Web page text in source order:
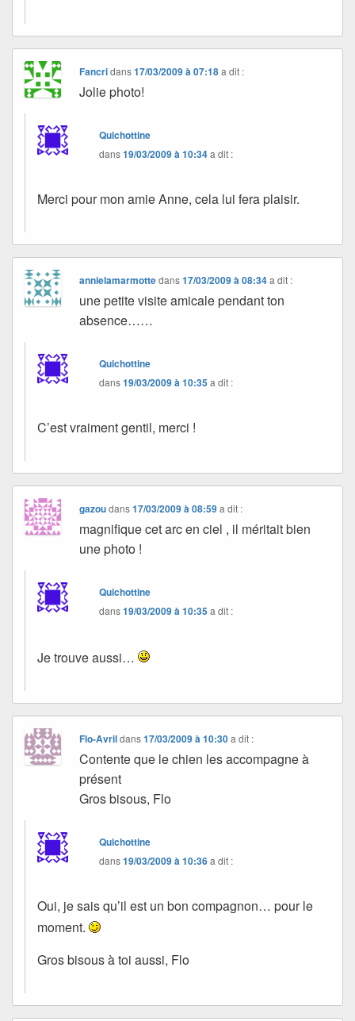
Fancridans17/03/2009 à 07:18 a dit :
Jolie photo!
Quichottine
dans19/03/2009 à 10:34a dit :
Merci pour mon amie Anne, cela lui fera plaisir.
annielamarmottedans17/03/2009 à 08:34 a dit :
une petite visite amicale pendant ton
absence……
Quichottine
dans19/03/2009 à 10:35a dit :
C’est vraiment gentil, merci !
gazoudans17/03/2009 à 08:59 a dit :
magnifique cet arc en ciel , il méritait bien
une photo !
Quichottine
dans19/03/2009 à 10:35a dit :
Je trouve aussi…
Flo-Avrildans17/03/2009 à 10:30 a dit :
Contente que le chien les accompagne à
présent
Gros bisous, Flo
Quichottine
dans19/03/2009 à 10:36a dit :
Oui, je sais qu’il est un bon compagnon… pour le
moment.
Gros bisous à toi aussi, Flo